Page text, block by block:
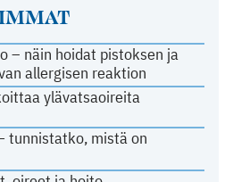
– näin hoidat pistoksen ja
allergisen reaktion
ylävatsaoireita
tunnistatko, mistä on